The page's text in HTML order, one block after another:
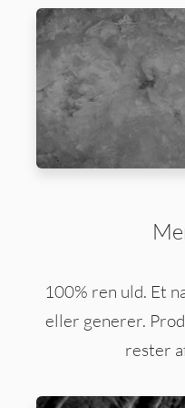
100% ren uld. Et
eller generer.
rester